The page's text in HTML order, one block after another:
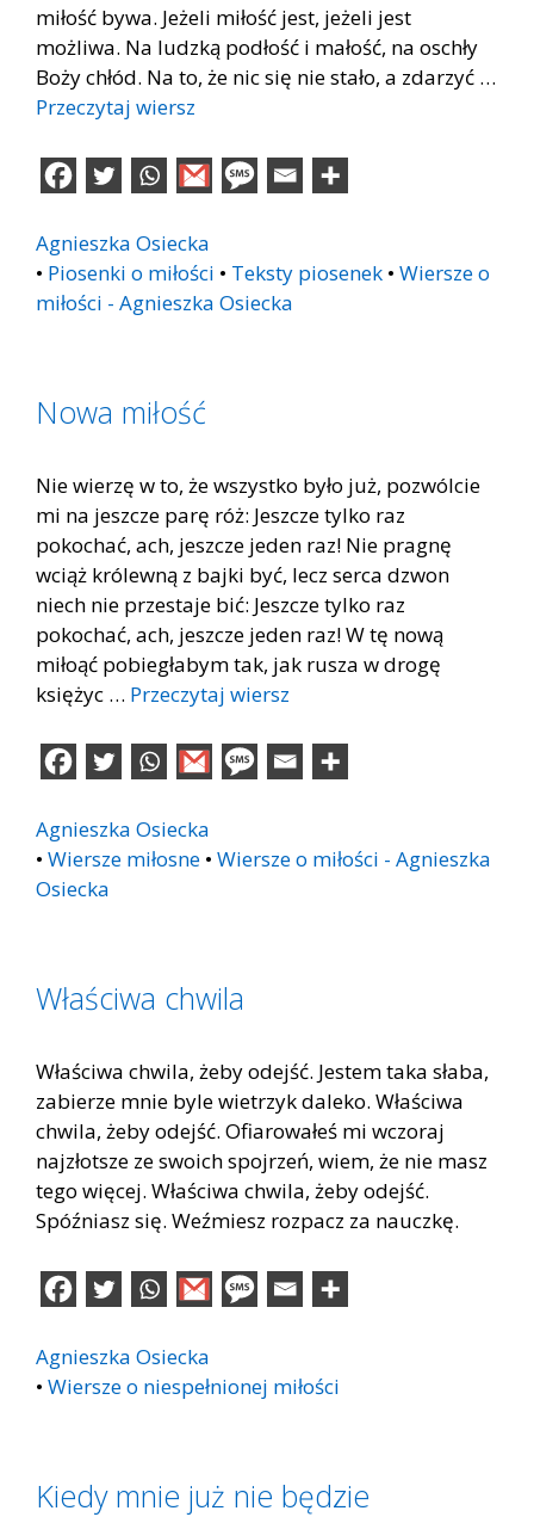
miłość bywa. Jeżeli miłość jest, jeżeli jest
możliwa. Na ludzką podłość i małość, na oschły
Boży chłód. Na to, że nic się nie stało, a zdarzyć …
Przeczytaj wiersz
Agnieszka Osiecka
• Piosenki o miłości • Teksty piosenek • Wiersze o
miłości - Agnieszka Osiecka
Nowa miłość
Nie wierzę w to, że wszystko było już, pozwólcie
mi na jeszcze parę róż: Jeszcze tylko raz
pokochać, ach, jeszcze jeden raz! Nie pragnę
wciąż królewną z bajki być, lecz serca dzwon
niech nie przestaje bić: Jeszcze tylko raz
pokochać, ach, jeszcze jeden raz! W tę nową
miłoąć pobiegłabym tak, jak rusza w drogę
księżyc … Przeczytaj wiersz
Agnieszka Osiecka
• Wiersze miłosne • Wiersze o miłości - Agnieszka
Osiecka
Właściwa chwila
Właściwa chwila, żeby odejść. Jestem taka słaba,
zabierze mnie byle wietrzyk daleko. Właściwa
chwila, żeby odejść. Ofiarowałeś mi wczoraj
najzłotsze ze swoich spojrzeń, wiem, że nie masz
tego więcej. Właściwa chwila, żeby odejść.
Spóźniasz się. Weźmiesz rozpacz za nauczkę.
Agnieszka Osiecka
• Wiersze o niespełnionej miłości
Kiedy mnie już nie będzie